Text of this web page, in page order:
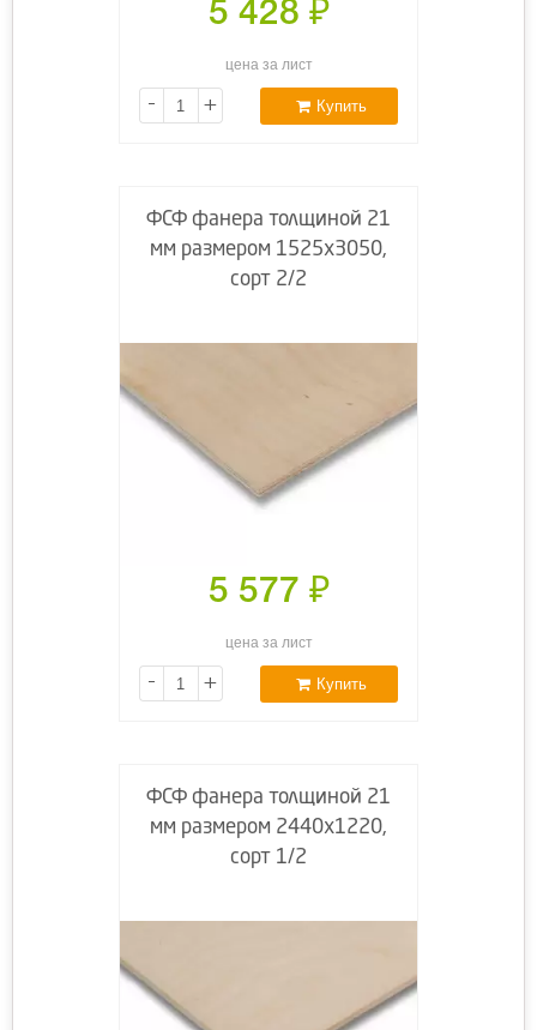
5 428 ₽
цена за лист
- + Купить
ФСФ фанера толщиной 21
мм размером 1525х3050,
сорт 2/2
5 577 ₽
цена за лист
- + Купить
ФСФ фанера толщиной 21
мм размером 2440х1220,
сорт 1/2